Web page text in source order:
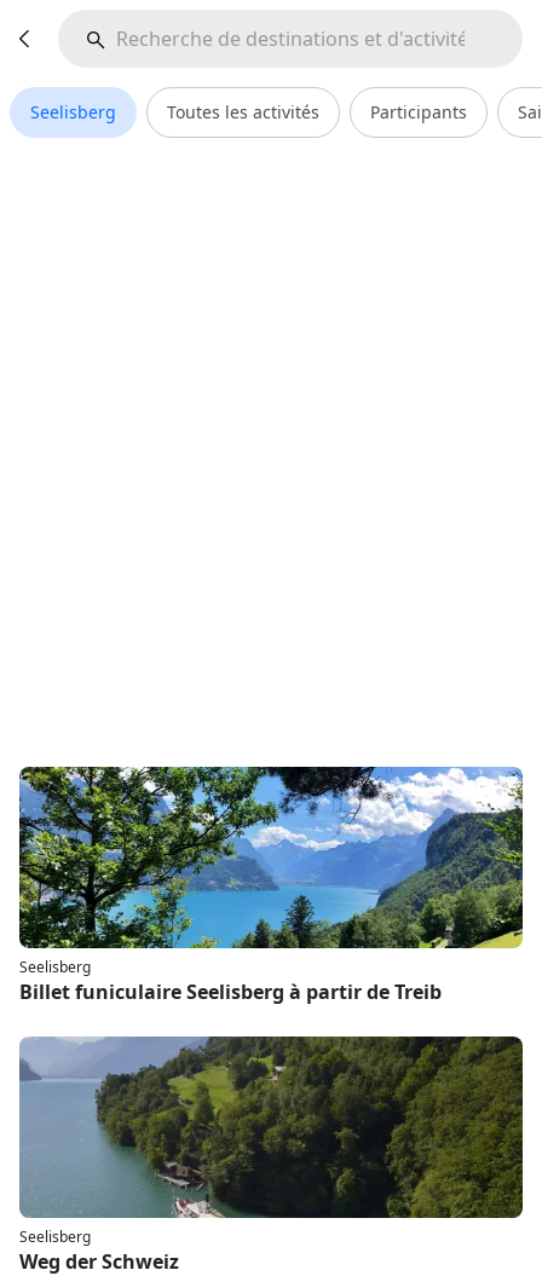
Seelisberg Toutes les activités Participants
Seelisberg
Billet funiculaire Seelisberg à partir de Treib
Seelisberg
Weg der Schweiz